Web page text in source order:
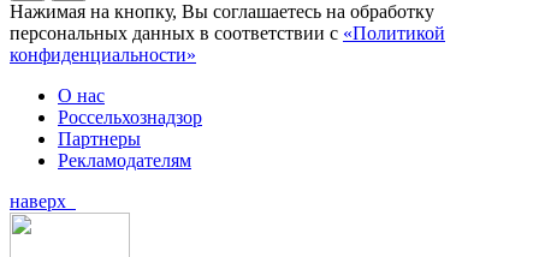
Нажимая на кнопку, Вы соглашаетесь на обработку
персональных данных в соответствии с «Политикой
конфиденциальности»
О нас
Россельхознадзор
Партнеры
Рекламодателям
наверх